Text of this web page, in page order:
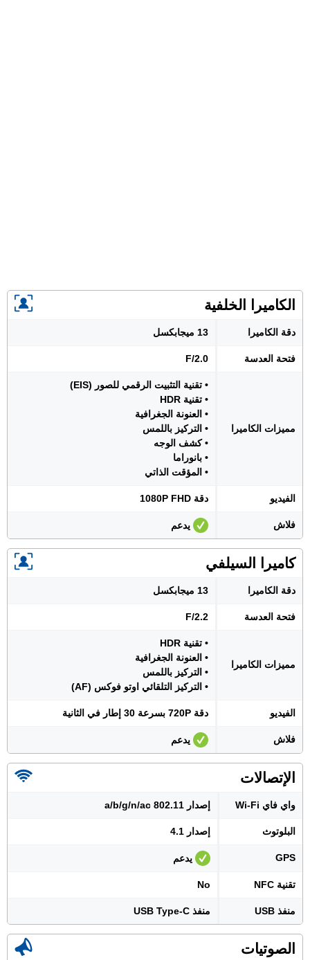
الكاميرا الخلفية
دقة الكاميرا 13 ميجابكسل
فتحة العدسة F/2.0
مميزات الكاميرا
• تقنية التثبيت الرقمي للصور (EIS)
• تقنية HDR
• العنونة الجغرافية
• التركيز باللمس
• كشف الوجه
• بانوراما
• المؤقت الذاتي
الفيديو دقة 1080P FHD
فلاش يدعم
كاميرا السيلفي
دقة الكاميرا 13 ميجابكسل
فتحة العدسة F/2.2
مميزات الكاميرا
• تقنية HDR
• العنونة الجغرافية
• التركيز باللمس
• التركيز التلقائي اوتو فوكس (AF)
الفيديو دقة 720P بسرعة 30 إطار في الثانية
فلاش يدعم
الإتصالات
واي فاي Wi-Fi إصدار 802.11 a/b/g/n/ac
البلوتوث إصدار 4.1
GPS يدعم
تقنية NFC No
منفذ USB منفذ USB Type-C
الصوتيات